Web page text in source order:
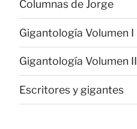
Columnas de Jorge
Gigantología Volumen I
Gigantología Volumen II
Escritores y gigantes